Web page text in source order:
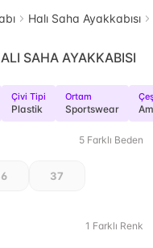
Halı Saha Ayakkabısı
SAHA AYAKKABISI
Çivi Tipi
Plastik
Ortam
Sportswear
5 Farklı Beden
37
1 Farklı Renk